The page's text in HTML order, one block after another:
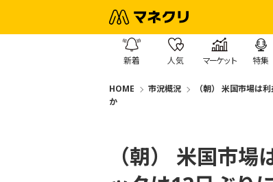
新着 人気 マーケット 特集
HOME 市況概況
（朝） 米国市場は
か
（朝） 米国市